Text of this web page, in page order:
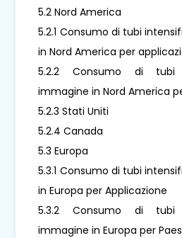
5.2 Nord America
5.2.1 Consumo di tubi
in Nord America per
5.2.2 Consumo di tubi
immagine in Nord America
5.2.3 Stati Uniti
5.2.4 Canada
5.3 Europa
5.3.1 Consumo di tubi
in Europa per Applicazione
5.3.2 Consumo di tubi
immagine in Europa per